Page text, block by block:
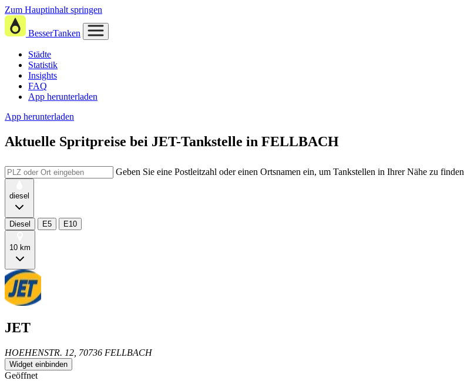
Zum Hauptinhalt springen
BesserTanken
Städte
Statistik
Insights
FAQ
App herunterladen
App herunterladen
Aktuelle Spritpreise bei JET-Tankstelle in FELLBACH
Geben Sie eine Postleitzahl oder einen Ortsnamen ein, um Tankstellen in Ihrer Nähe zu finden
diesel
Diesel E5 E10
10 km
JET
HOEHENSTR. 12, 70736 FELLBACH
Widget einbinden
Geöffnet